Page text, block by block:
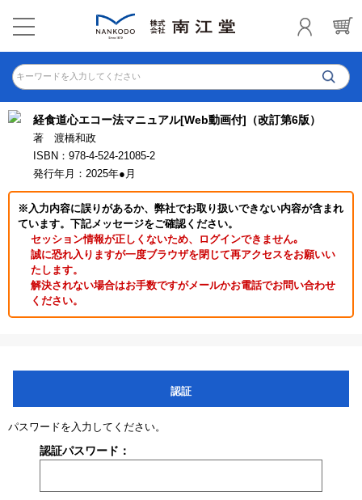
キーワードを入力してください
経食道心エコー法マニュアル[Web動画付]（改訂第6版）
著 渡橋和政
ISBN：978-4-524-21085-2
発行年月：2025年●月
※入力内容に誤りがあるか、弊社でお取り扱いできない内容が含まれ
ています。下記メッセージをご確認ください。
セッション情報が正しくないため、ログインできません｡
誠に恐れ入りますが一度ブラウザを閉じて再アクセスをお願いい
たします。
解決されない場合はお手数ですがメールかお電話でお問い合わせ
ください。
認証
パスワードを入力してください。
認証パスワード：